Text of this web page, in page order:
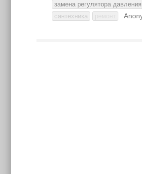
замена регулятора
сантехника